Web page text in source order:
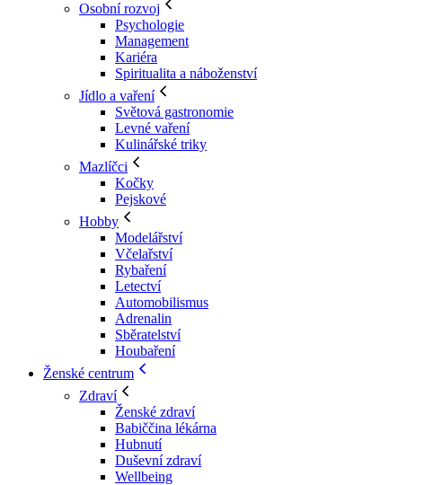
Osobní rozvoj
Psychologie
Management
Kariéra
Spiritualita a náboženství
Jídlo a vaření
Světová gastronomie
Levné vaření
Kulinářské triky
Mazlíčci
Kočky
Pejskové
Hobby
Modelářství
Včelařství
Rybaření
Letectví
Automobilismus
Adrenalin
Sběratelství
Houbaření
Ženské centrum
Zdraví
Ženské zdraví
Babiččina lékárna
Hubnutí
Duševní zdraví
Wellbeing